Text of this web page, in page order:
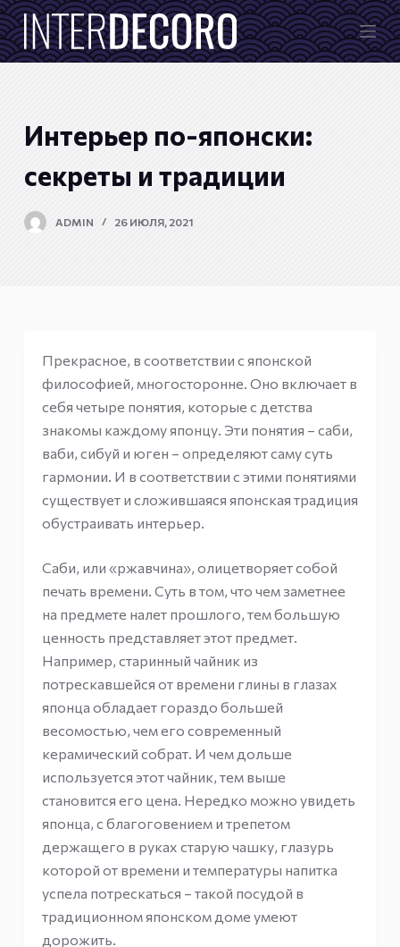
П
е
р
к
у
Интерьер по-японски:
секреты и традиции
ADMIN 26 ИЮЛЯ, 2021
Прекрасное, в соответствии с японской
философией, многосторонне. Оно включает в
себя четыре понятия, которые с детства
знакомы каждому японцу. Эти понятия – саби,
ваби, сибуй и юген – определяют саму суть
гармонии. И в соответствии с этими понятиями
существует и сложившаяся японская традиция
обустраивать интерьер.
Саби, или «ржавчина», олицетворяет собой
печать времени. Суть в том, что чем заметнее
на предмете налет прошлого, тем большую
ценность представляет этот предмет.
Например, старинный чайник из
потрескавшейся от времени глины в глазах
японца обладает гораздо большей
весомостью, чем его современный
керамический собрат. И чем дольше
используется этот чайник, тем выше
становится его цена. Нередко можно увидеть
японца, с благоговением и трепетом
держащего в руках старую чашку, глазурь
которой от времени и температуры напитка
успела потрескаться – такой посудой в
традиционном японском доме умеют
дорожить.